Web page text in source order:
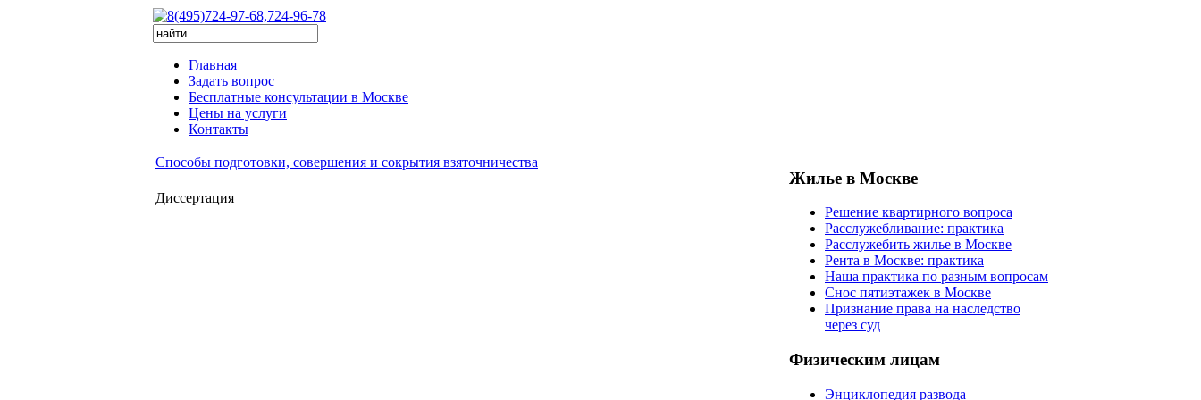
Главная
Задать вопрос
Бесплатные консультации в Москве
Цены на услуги
Контакты
Способы подготовки, совершения и сокрытия взяточничества
Диссертация
Жилье в Москве
Решение квартирного вопроса
Расслужебливание: практика
Расслужебить жилье в Москве
Рента в Москве: практика
Наша практика по разным вопросам
Снос пятиэтажек в Москве
Признание права на наследство
через суд
Физическим лицам
Энциклопедия развода